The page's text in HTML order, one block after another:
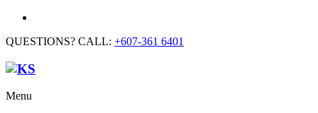
QUESTIONS? CALL: +607-361 6401
Menu